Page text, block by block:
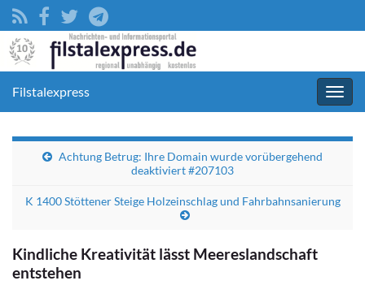
Filstalexpress
Achtung Betrug: Ihre Domain wurde vorübergehend
deaktiviert #207103
K 1400 Stöttener Steige Holzeinschlag und Fahrbahnsanierung
Kindliche Kreativität lässt Meereslandschaft
entstehen